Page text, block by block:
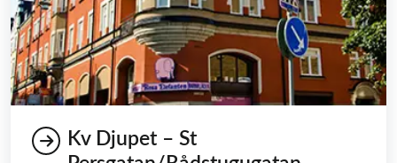
Kv Djupet – St